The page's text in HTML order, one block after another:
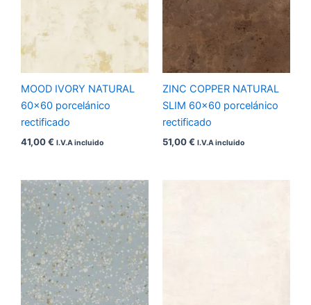
MOOD IVORY NATURAL
60×60 porcelánico
rectificado
41,00€ I.V.A incluido
ZINC COPPER NATURAL
SLIM 60×60 porcelánico
rectificado
51,00€ I.V.A incluido